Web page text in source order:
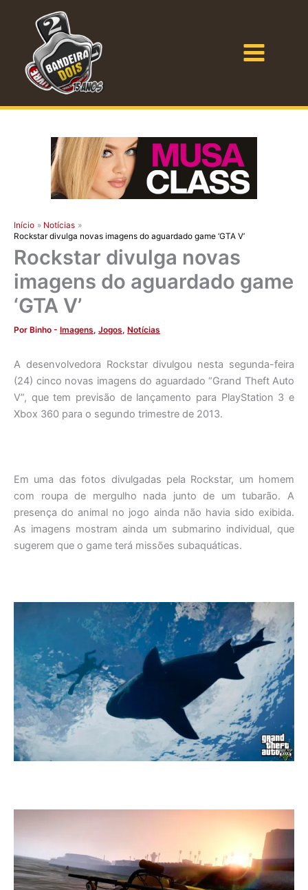
conteúdo
Início
Notícias
Rockstar divulga novas imagens do aguardado game ‘GTA V’
Rockstar divulga novas
imagens do aguardado game
‘GTA V’
Por Binho - Imagens, Jogos, Notícias
A desenvolvedora Rockstar divulgou nesta segunda-feira
(24) cinco novas imagens do aguardado “Grand Theft Auto
V”, que tem previsão de lançamento para PlayStation 3 e
Xbox 360 para o segundo trimestre de 2013.
Em uma das fotos divulgadas pela Rockstar, um homem
com roupa de mergulho nada junto de um tubarão. A
presença do animal no jogo ainda não havia sido exibida.
As imagens mostram ainda um submarino individual, que
sugerem que o game terá missões subaquáticas.